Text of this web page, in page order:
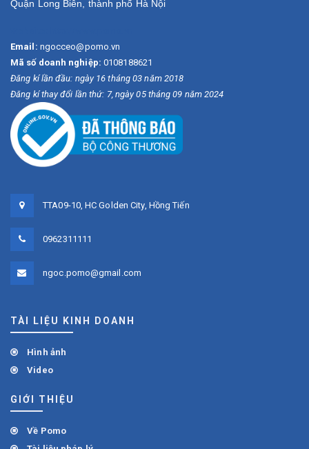
Quận Long Biên, thành phố Hà Nội
Email: ngocceo@pomo.vn
Mã số doanh nghiệp: 0108188621
Đăng kí lần đầu: ngày 16 tháng 03 năm 2018
Đăng kí thay đổi lần thứ: 7, ngày 05 tháng 09 năm 2024
TTA09-10, HC Golden City, Hồng Tiến
0962311111
ngoc.pomo@gmail.com
TÀI LIỆU KINH DOANH
Hình ảnh
Video
GIỚI THIỆU
Về Pomo